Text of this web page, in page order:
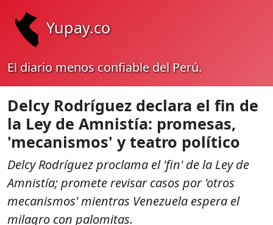
Yupay.co
El diario menos confiable del Perú.
Delcy Rodríguez declara el fin de
la Ley de Amnistía: promesas,
'mecanismos' y teatro político
Delcy Rodríguez proclama el 'fin' de la Ley de
Amnistía; promete revisar casos por 'otros
mecanismos' mientras Venezuela espera el
milagro con palomitas.